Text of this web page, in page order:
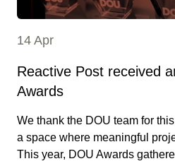
14 Apr
Reactive Post received
Awards
We thank the DOU team for
a space where meaningful
This year, DOU Awards